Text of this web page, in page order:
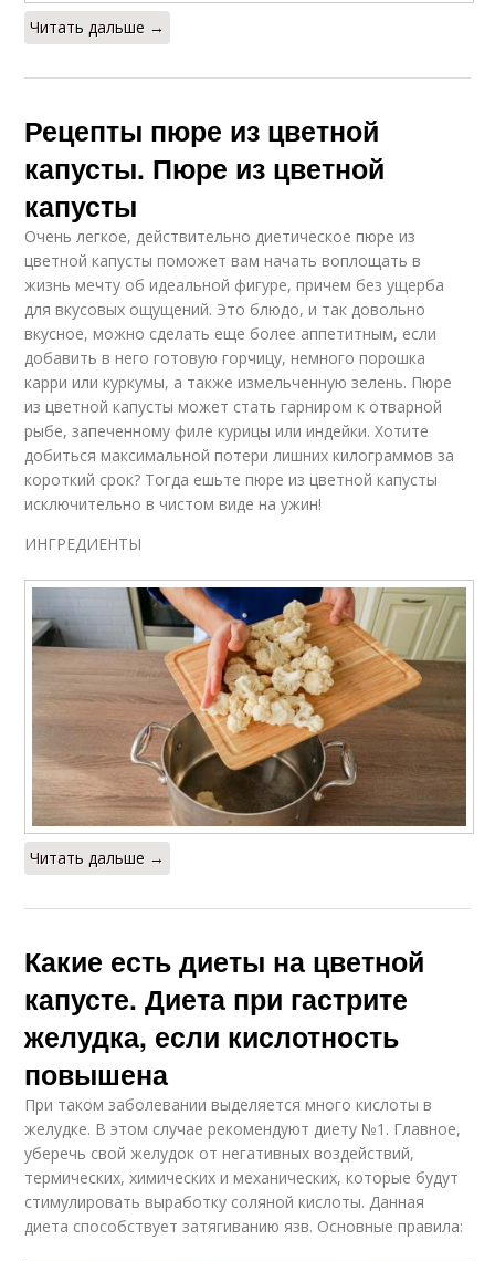
Читать дальше →
Рецепты пюре из цветной
капусты. Пюре из цветной
капусты
Очень легкое, действительно диетическое пюре из
цветной капусты поможет вам начать воплощать в
жизнь мечту об идеальной фигуре, причем без ущерба
для вкусовых ощущений. Это блюдо, и так довольно
вкусное, можно сделать еще более аппетитным, если
добавить в него готовую горчицу, немного порошка
карри или куркумы, а также измельченную зелень. Пюре
из цветной капусты может стать гарниром к отварной
рыбе, запеченному филе курицы или индейки. Хотите
добиться максимальной потери лишних килограммов за
короткий срок? Тогда ешьте пюре из цветной капусты
исключительно в чистом виде на ужин!
ИНГРЕДИЕНТЫ
Читать дальше →
Какие есть диеты на цветной
капусте. Диета при гастрите
желудка, если кислотность
повышена
При таком заболевании выделяется много кислоты в
желудке. В этом случае рекомендуют диету №1. Главное,
уберечь свой желудок от негативных воздействий,
термических, химических и механических, которые будут
стимулировать выработку соляной кислоты. Данная
диета способствует затягиванию язв. Основные правила: